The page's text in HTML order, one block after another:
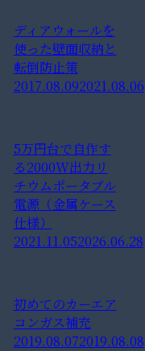
ディアウォールを
使った壁面収納と
転倒防止策
2017.08.092021.08.06
5万円台で自作す
る2000W出力リ
チウムポータブル
電源（金属ケース
仕様）
2021.11.052026.06.28
初めてのカーエア
コンガス補充
2019.08.072019.08.08